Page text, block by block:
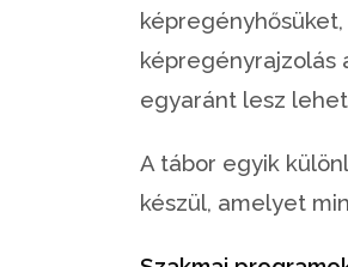
képregényrajzolás
egyaránt lesz
A tábor egyik
készül, amelyet